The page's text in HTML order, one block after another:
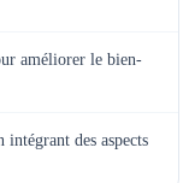
améliorer le bien-
des aspects